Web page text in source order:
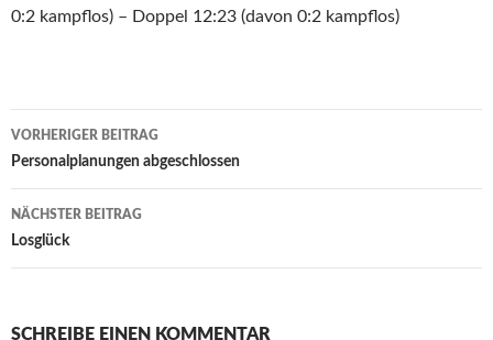
0:2 kampflos) – Doppel 12:23 (davon 0:2 kampflos)
Beitrags-
Navigation
VORHERIGER BEITRAG
Personalplanungen abgeschlossen
NÄCHSTER BEITRAG
Losglück
SCHREIBE EINEN KOMMENTAR